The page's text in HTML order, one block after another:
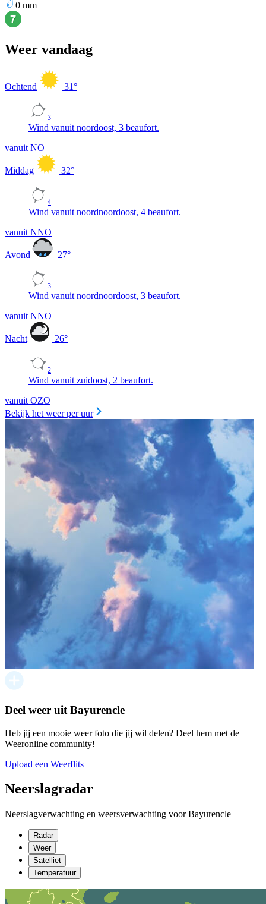
0 mm
Weer vandaag
Ochtend 31°
3
Wind vanuit noordoost, 3 beaufort.
vanuit NO
Middag 32°
4
Wind vanuit noordnoordoost, 4 beaufort.
vanuit NNO
Avond 27°
3
Wind vanuit noordnoordoost, 3 beaufort.
vanuit NNO
Nacht 26°
2
Wind vanuit zuidoost, 2 beaufort.
vanuit OZO
Bekijk het weer per uur
Deel weer uit Bayurencle
Heb jij een mooie weer foto die jij wil delen? Deel hem met de
Weeronline community!
Upload een Weerflits
Neerslagradar
Neerslagverwachting en weersverwachting voor Bayurencle
Radar
Weer
Satelliet
Temperatuur